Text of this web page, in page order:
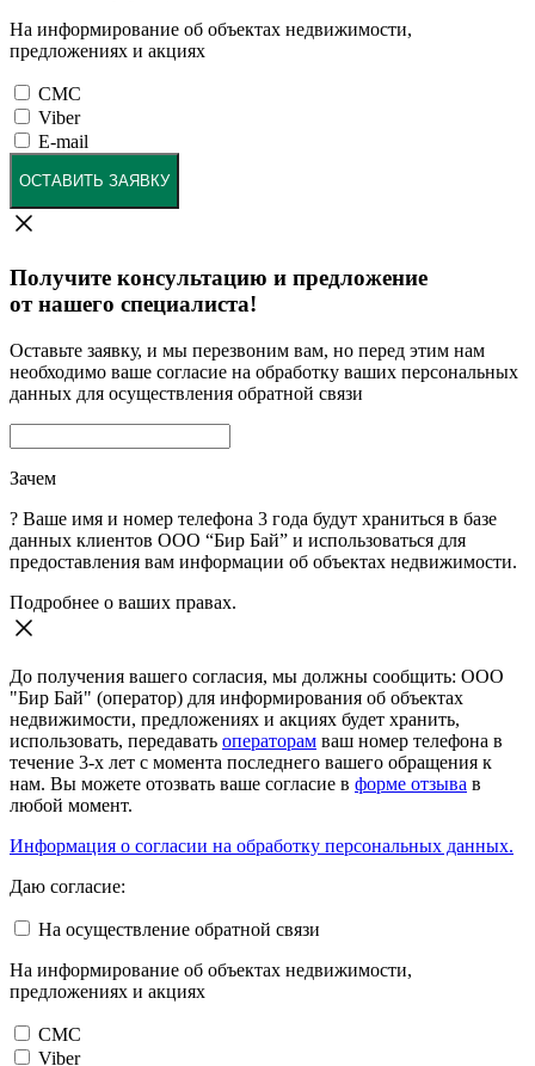
На информирование об объектах недвижимости,
предложениях и акциях
СМС
Viber
E-mail
ОСТАВИТЬ ЗАЯВКУ
Получите консультацию и предложение
от нашего специалиста!
Оставьте заявку, и мы перезвоним вам, но перед этим нам
необходимо ваше согласие на обработку ваших персональных
данных для осуществления обратной связи
Зачем
? Ваше имя и номер телефона 3 года будут храниться в базе
данных клиентов ООО “Бир Бай” и использоваться для
предоставления вам информации об объектах недвижимости.
Подробнее о ваших правах.
До получения вашего согласия, мы должны сообщить: ООО
"Бир Бай" (оператор) для информирования об объектах
недвижимости, предложениях и акциях будет хранить,
использовать, передавать операторам ваш номер телефона в
течение 3-х лет с момента последнего вашего обращения к
нам. Вы можете отозвать ваше согласие в форме отзыва в
любой момент.
Информация о согласии на обработку персональных данных.
Даю согласие:
На осуществление обратной связи
На информирование об объектах недвижимости,
предложениях и акциях
СМС
Viber